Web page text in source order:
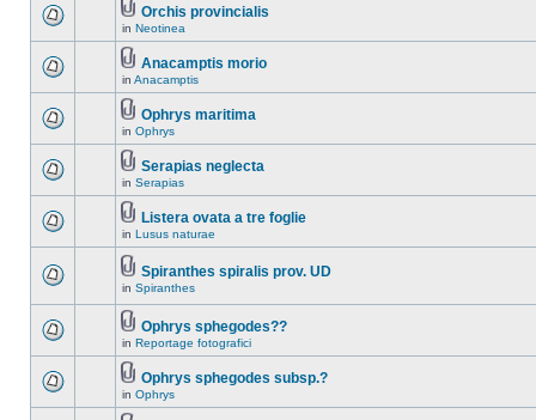
Orchis provincialis
in Neotinea
Anacamptis morio
in Anacamptis
Ophrys maritima
in Ophrys
Serapias neglecta
in Serapias
Listera ovata a tre foglie
in Lusus naturae
Spiranthes spiralis prov. UD
in Spiranthes
Ophrys sphegodes??
in Reportage fotografici
Ophrys sphegodes subsp.?
in Ophrys